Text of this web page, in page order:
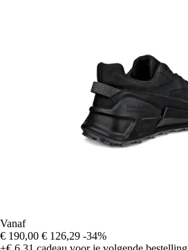
Vanaf
€ 190,00 € 126,29 -34%